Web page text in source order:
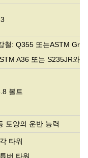
철: Q355 또는ASTM
A36 또는 S235JR와
볼트
토양의 운반 능력
타워
버 타워